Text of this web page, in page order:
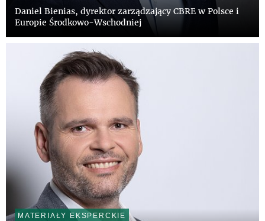
Daniel Bienias, dyrektor zarządzający CBRE w Polsce i
Europie Środkowo-Wschodniej
MATERIAŁY EKSPERCKIE